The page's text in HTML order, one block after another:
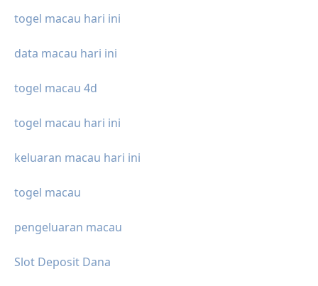
togel macau hari ini
data macau hari ini
togel macau 4d
togel macau hari ini
keluaran macau hari ini
togel macau
pengeluaran macau
Slot Deposit Dana